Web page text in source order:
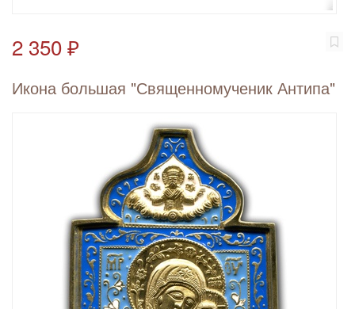
2 350 ₽
Икона большая "Священномученик Антипа"